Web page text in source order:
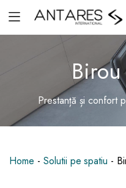
Prestanță și confort
Home - Solutii pe spatiu -